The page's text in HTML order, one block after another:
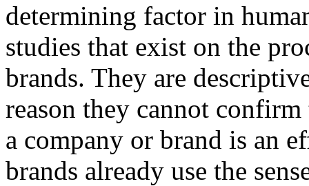
determining factor in
studies that exist on the
brands. They are
reason they cannot
a company or brand is an
brands already use the